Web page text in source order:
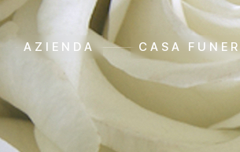
AZIENDA CASA